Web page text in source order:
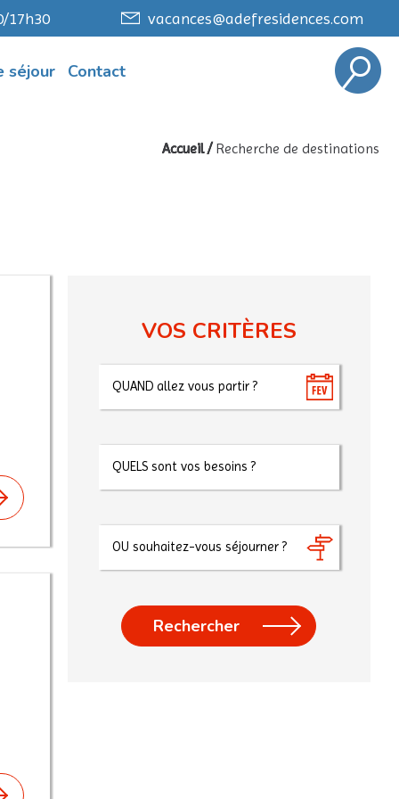
17h30 vacances@adefresidences.com
séjour Contact
Accueil/Recherche de destinations
VOS CRITÈRES